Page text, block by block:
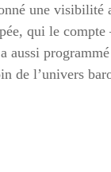
une visibilité
qui le
aussi programmé
de l’univers